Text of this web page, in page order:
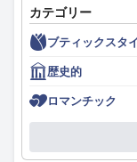
ホテルです。
客室内の雰囲気は
その静けさが頻繁
ュな客室は、モダ
ーム、効率的なエ
れています。多く
った特徴であり、
カテゴリー
ブティックスタ
歴史的
ロマンチック